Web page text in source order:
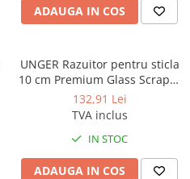
ADAUGA IN COS
UNGER Razuitor pentru sticla
10 cm Premium Glass Scraper
Blades Stainless Steel
132,91 Lei
TVA inclus
IN STOC
ADAUGA IN COS